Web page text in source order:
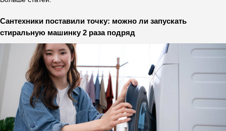
Сантехники поставили точку: можно ли запускать
стиральную машинку 2 раза подряд